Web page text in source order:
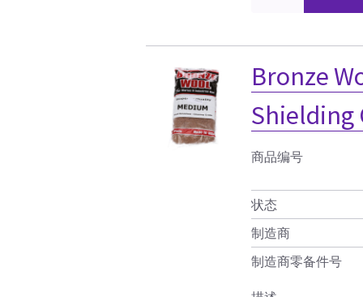
Bronze
Shielding
商品编号
状态
制造商
制造商零备件号